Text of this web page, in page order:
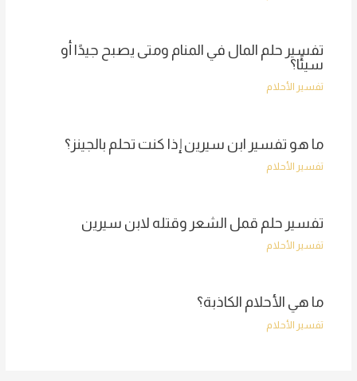
تفسير حلم المال في المنام ومتى يصبح جيدًا أو
سيئًا؟
تفسير الأحلام
ما هو تفسير ابن سيرين إذا كنت تحلم بالجينز؟
تفسير الأحلام
تفسير حلم قمل الشعر وقتله لابن سيرين
تفسير الأحلام
ما هي الأحلام الكاذبة؟
تفسير الأحلام